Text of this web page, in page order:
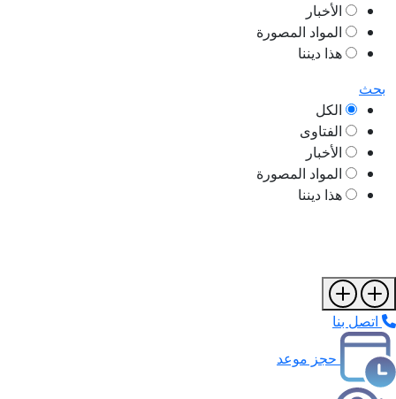
الأخبار
المواد المصورة
هذا ديننا
بحث
الكل
الفتاوى
الأخبار
المواد المصورة
هذا ديننا
اتصل بنا
حجز موعد